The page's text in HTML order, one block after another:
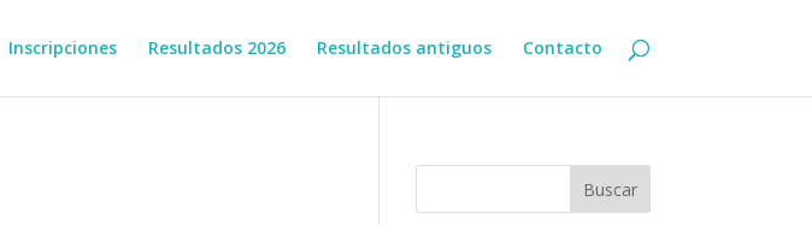
Inscripciones Resultados 2026 Resultados antiguos Contacto
Buscar